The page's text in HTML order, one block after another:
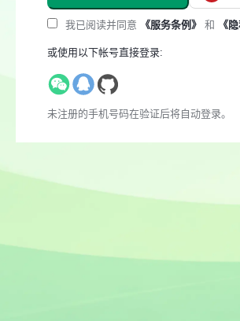
我已阅读并同意 《服务条例》 和 《
或使用以下帐号直接登录:
未注册的手机号码在验证后将自动登录。